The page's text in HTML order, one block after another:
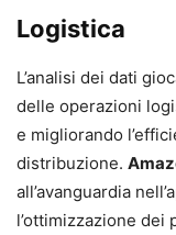
Logistica
L’analisi dei dati
delle operazioni
e migliorando
distribuzione.
all’avanguardia
l’ottimizzazione